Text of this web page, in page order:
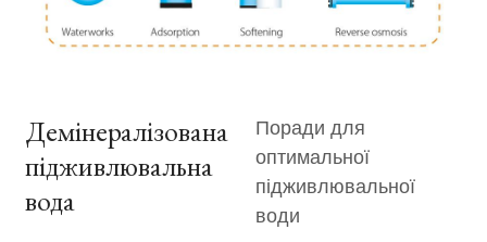
Демінералізована
підживлювальна
вода
Поради для
оптимальної
підживлювальної
води